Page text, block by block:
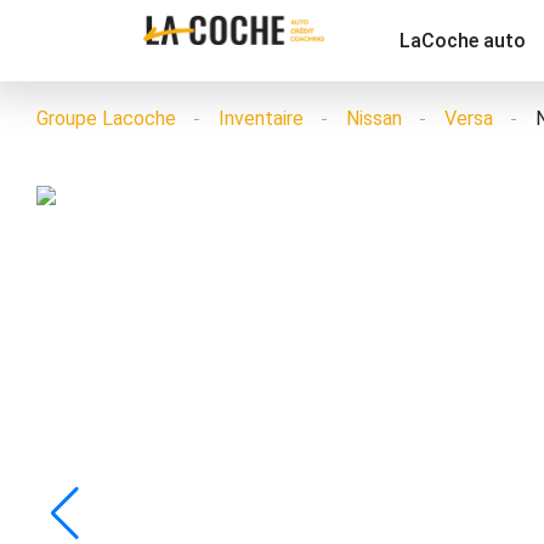
LaCoche auto
Groupe Lacoche Inventaire Nissan Versa